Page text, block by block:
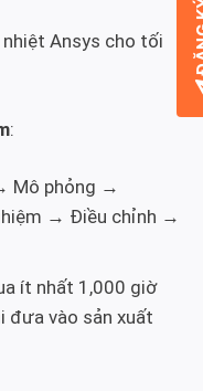
Ansys cho tối
:
Mô phỏng →
→ Điều chỉnh →
ít nhất 1,000 giờ
đưa vào sản xuất